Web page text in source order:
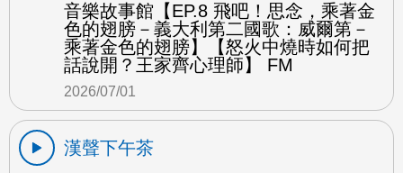
音樂故事館【EP.8 飛吧！思念，乘著金
色的翅膀－義大利第二國歌：威爾第－
乘著金色的翅膀】【怒火中燒時如何把
話說開？王家齊心理師】 FM
2026/07/01
漢聲下午茶